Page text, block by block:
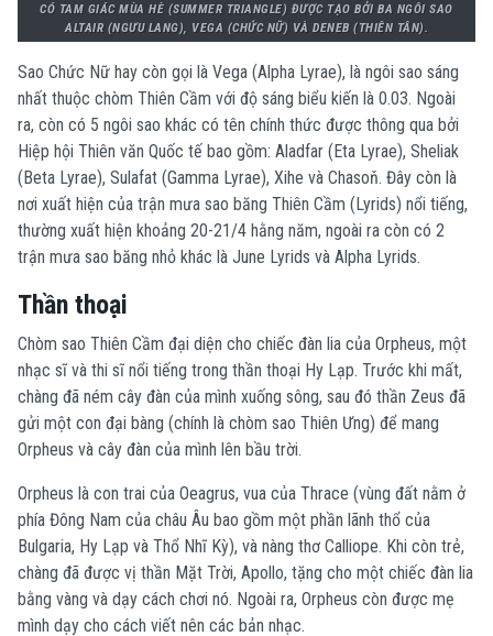
CÓ TAM GIÁC MÙA HÈ (SUMMER TRIANGLE) ĐƯỢC TẠO BỞI BA NGÔI SAO
ALTAIR (NGƯU LANG), VEGA (CHỨC NỮ) VÀ DENEB (THIÊN TÂN).
Sao Chức Nữ hay còn gọi là Vega (Alpha Lyrae), là ngôi sao sáng
nhất thuộc chòm Thiên Cầm với độ sáng biểu kiến là 0.03. Ngoài
ra, còn có 5 ngôi sao khác có tên chính thức được thông qua bởi
Hiệp hội Thiên văn Quốc tế bao gồm: Aladfar (Eta Lyrae), Sheliak
(Beta Lyrae), Sulafat (Gamma Lyrae), Xihe và Chasoň. Đây còn là
nơi xuất hiện của trận mưa sao băng Thiên Cầm (Lyrids) nổi tiếng,
thường xuất hiện khoảng 20-21/4 hằng năm, ngoài ra còn có 2
trận mưa sao băng nhỏ khác là June Lyrids và Alpha Lyrids.
Thần thoại
Chòm sao Thiên Cầm đại diện cho chiếc đàn lia của Orpheus, một
nhạc sĩ và thi sĩ nổi tiếng trong thần thoại Hy Lạp. Trước khi mất,
chàng đã ném cây đàn của mình xuống sông, sau đó thần Zeus đã
gửi một con đại bàng (chính là chòm sao Thiên Ưng) để mang
Orpheus và cây đàn của mình lên bầu trời.
Orpheus là con trai của Oeagrus, vua của Thrace (vùng đất nằm ở
phía Đông Nam của châu Âu bao gồm một phần lãnh thổ của
Bulgaria, Hy Lạp và Thổ Nhĩ Kỳ), và nàng thơ Calliope. Khi còn trẻ,
chàng đã được vị thần Mặt Trời, Apollo, tặng cho một chiếc đàn lia
bằng vàng và dạy cách chơi nó. Ngoài ra, Orpheus còn được mẹ
mình dạy cho cách viết nên các bản nhạc.